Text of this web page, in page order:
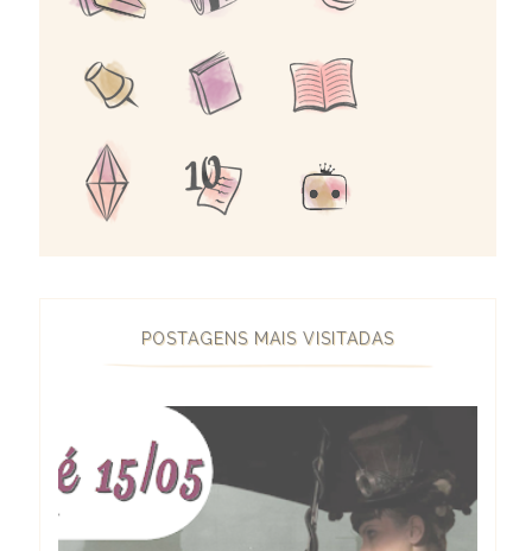
POSTAGENS MAIS VISITADAS